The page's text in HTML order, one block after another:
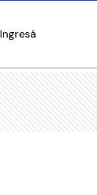
Ingresá